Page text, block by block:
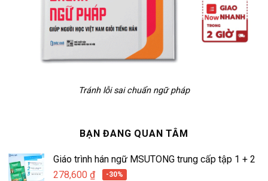
Tránh lỗi sai chuẩn ngữ pháp
BẠN ĐANG QUAN TÂM
Giáo trình hán ngữ MSUTONG trung cấp tập 1 + 2
278,600 ₫ -30%